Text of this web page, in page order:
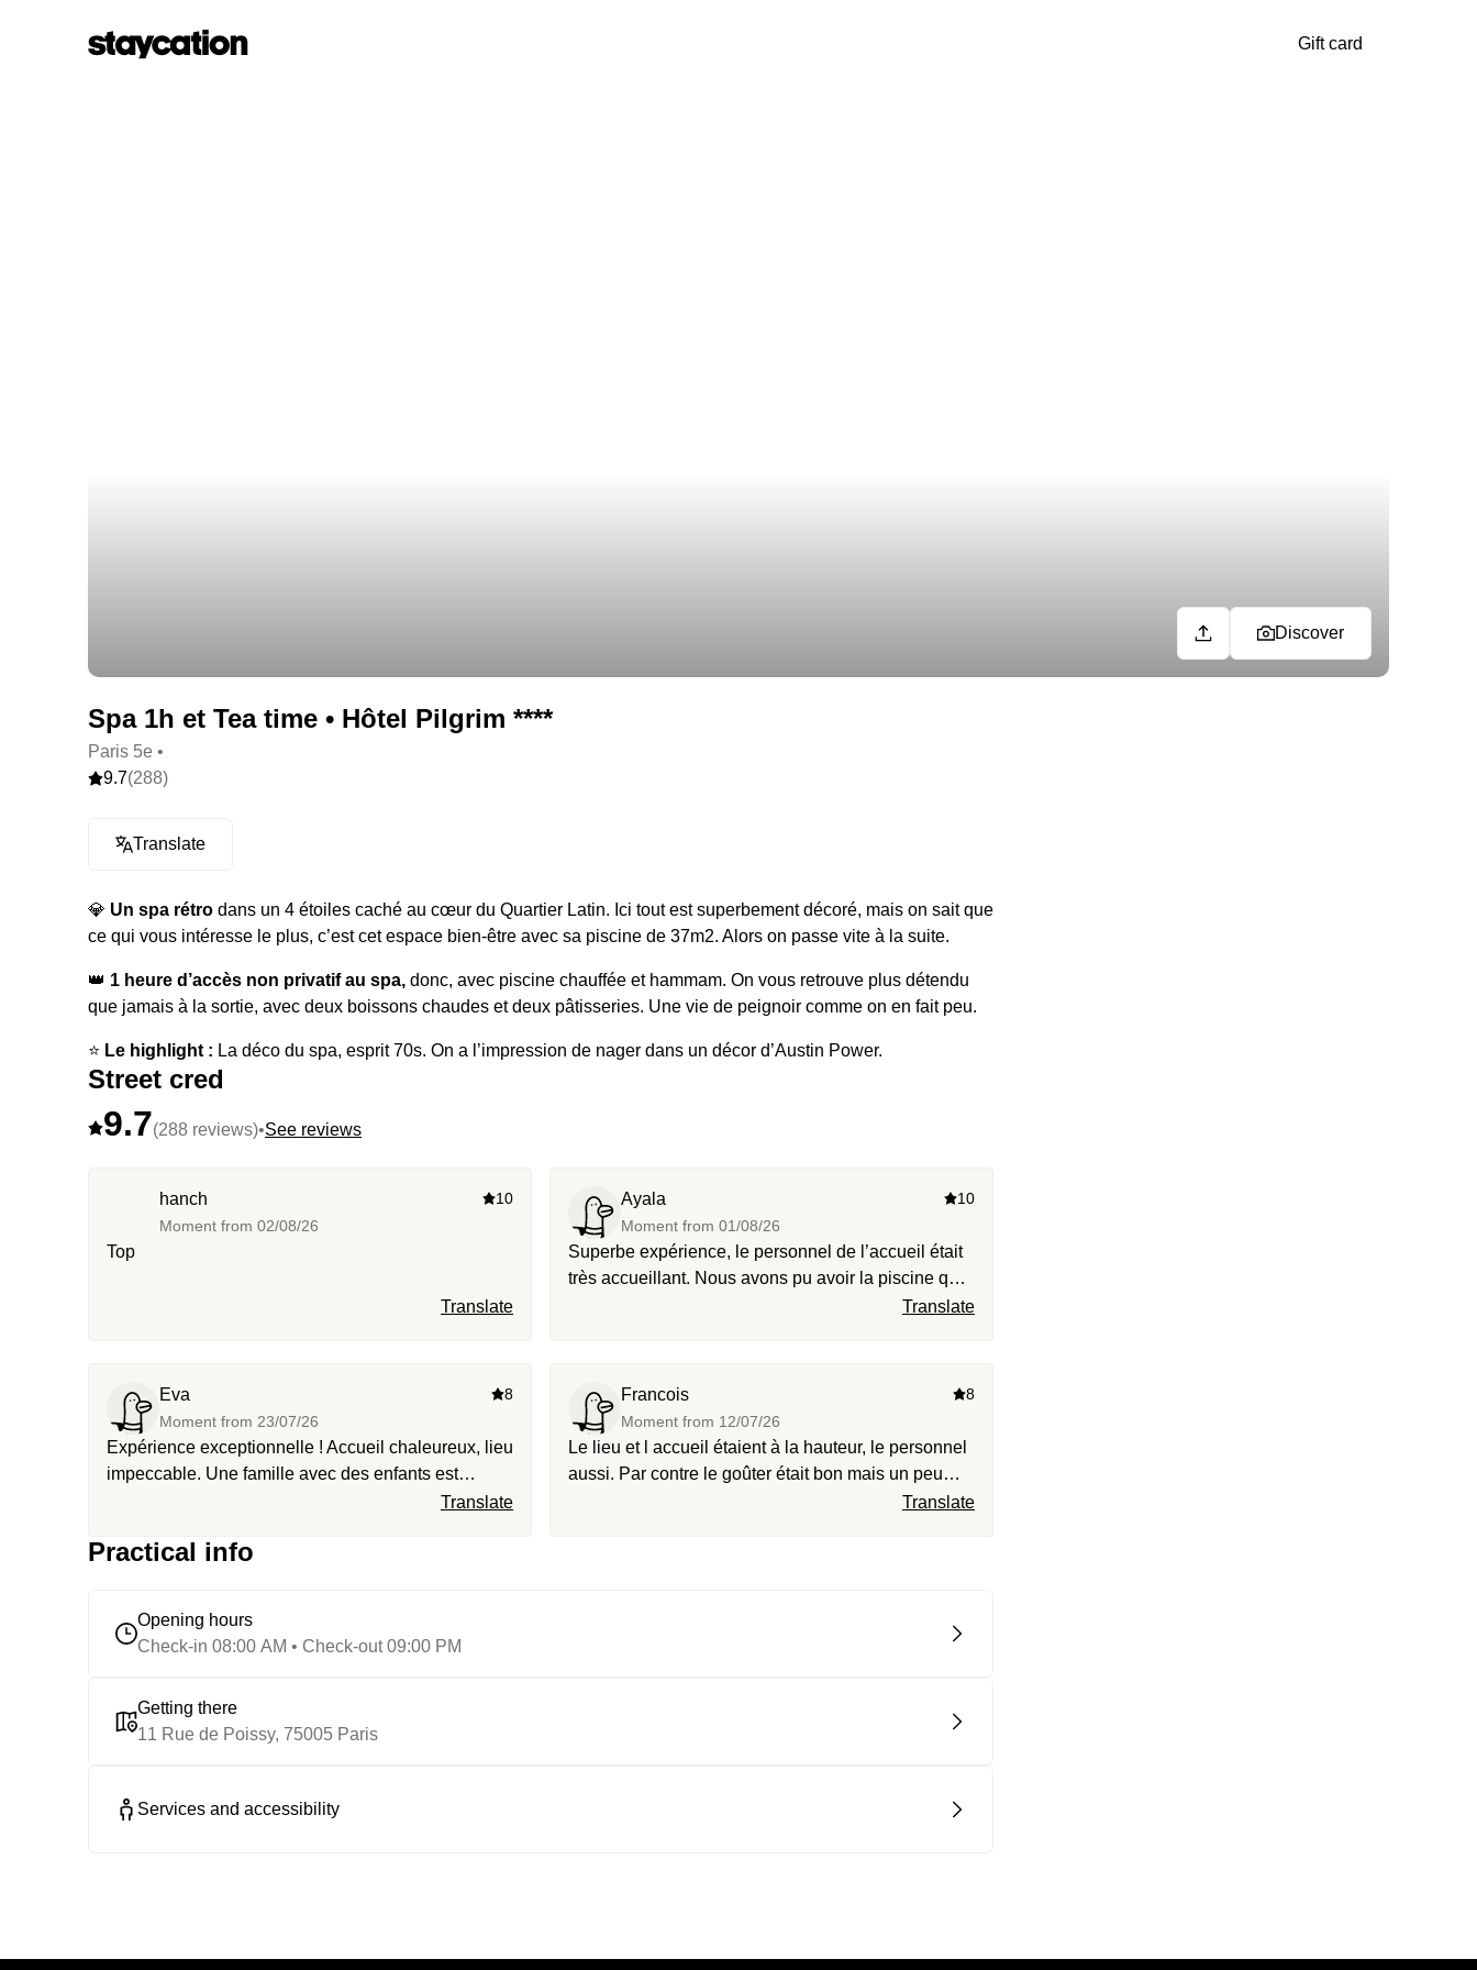
Gift card
Discover
Spa 1h et Tea time • Hôtel Pilgrim ****
Paris 5e •
9.7(288)
Translate
💎 Un spa rétro dans un 4 étoiles caché au cœur du Quartier Latin. Ici tout est superbement décoré, mais on sait que
ce qui vous intéresse le plus, c’est cet espace bien-être avec sa piscine de 37m2. Alors on passe vite à la suite.
👑 1 heure d’accès non privatif au spa, donc, avec piscine chauffée et hammam. On vous retrouve plus détendu
que jamais à la sortie, avec deux boissons chaudes et deux pâtisseries. Une vie de peignoir comme on en fait peu.
⭐️ Le highlight : La déco du spa, esprit 70s. On a l’impression de nager dans un décor d’Austin Power.
Street cred
9.7(288 reviews)•See reviews
hanch
Moment from 02/08/26
10
Top
Translate
Ayala
Moment from 01/08/26
10
Superbe expérience, le personnel de l’accueil était
très accueillant. Nous avons pu avoir la piscine que
pour nous pendant quelques temps. Le tea timeTranslate
Eva
Moment from 23/07/26
8
Expérience exceptionnelle ! Accueil chaleureux, lieu
impeccable. Une famille avec des enfants est
arrivée pendant la séance, mais le personnel nous a
départ. Le thé sur le rooftop était 10/10
Translate
Francois
Moment from 12/07/26
8
Le lieu et l accueil étaient à la hauteur, le personnel
aussi. Par contre le goûter était bon mais un peu
Translate
Practical info
Opening hours
Check-in 08:00 AM • Check-out 09:00 PM
Getting there
11 Rue de Poissy, 75005 Paris
Services and accessibility